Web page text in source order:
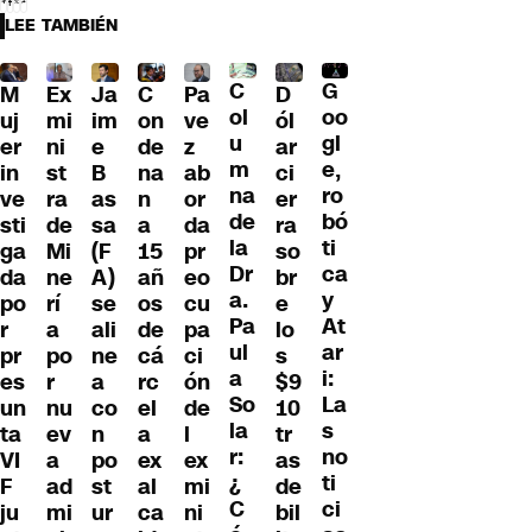
LEE TAMBIÉN
M
uj
er
in
ve
sti
ga
da
po
r
pr
es
un
ta
VI
F
ju
Ex
mi
ni
st
ra
de
Mi
ne
rí
a
po
r
nu
ev
a
ad
mi
Ja
im
e
B
as
sa
(F
A)
se
ali
ne
a
co
n
po
st
ur
C
on
de
na
n
a
15
añ
os
de
cá
rc
el
a
ex
al
ca
Pa
ve
z
ab
or
da
pr
eo
cu
pa
ci
ón
de
l
ex
mi
ni
C
ol
u
m
na
de
la
Dr
a.
Pa
ul
a
So
la
r:
¿
C
D
ól
ar
ci
er
ra
so
br
e
lo
s
$9
10
tr
as
de
bil
G
oo
gl
e,
ro
bó
ti
ca
y
At
ar
i:
La
s
no
ti
ci